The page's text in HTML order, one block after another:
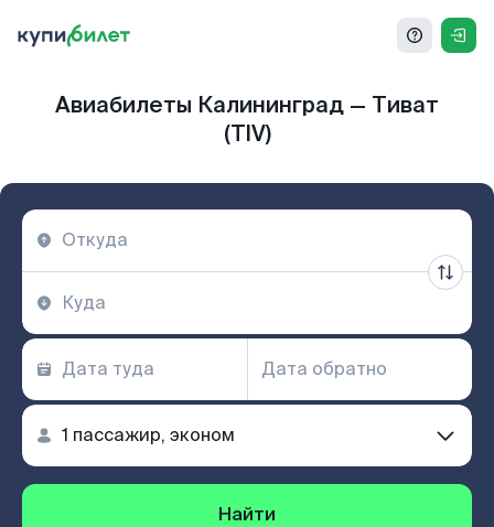
Авиабилеты Калининград — Тиват
(TIV)
Найти